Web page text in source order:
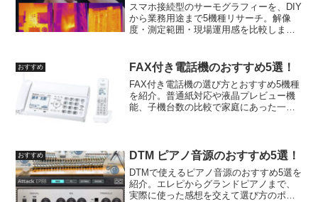
スマホ接続型のサーモグラフィーを、DIY
から業務用途まで5機種リサーチ。解像
度・測定範囲・現場運用感を比較しまし
おすすめ FAX付き電話機のおすすめ5選！
FAX付き電話機の選び方とおすすめ5機種
を紹介。普通紙対応や液晶プレビュー機
能、子機台数の比較で家庭にあった一台
おすすめ DTM ピアノ音源のおすすめ5選！
DTMで使えるピアノ音源のおすすめ5選を
紹介。エレピからグランドピアノまで、
実際に使った感想を交えて選び方のポイ